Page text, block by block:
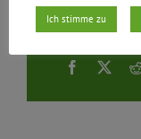
Facebook
X
Ich stimme zu